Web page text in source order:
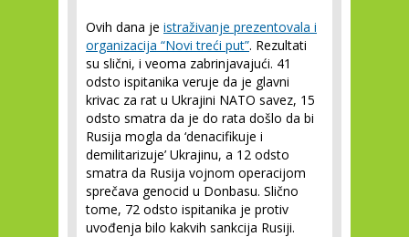
Ovih dana je istraživanje prezentovala i
organizacija “Novi treći put”. Rezultati
su slični, i veoma zabrinjavajući. 41
odsto ispitanika veruje da je glavni
krivac za rat u Ukrajini NATO savez, 15
odsto smatra da je do rata došlo da bi
Rusija mogla da ‘denacifikuje i
demilitarizuje’ Ukrajinu, a 12 odsto
smatra da Rusija vojnom operacijom
sprečava genocid u Donbasu. Slično
tome, 72 odsto ispitanika je protiv
uvođenja bilo kakvih sankcija Rusiji.